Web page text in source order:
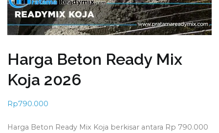
Harga Beton Ready Mix
Koja 2026
Rp790.000
Harga Beton Ready Mix Koja berkisar antara Rp 790.000